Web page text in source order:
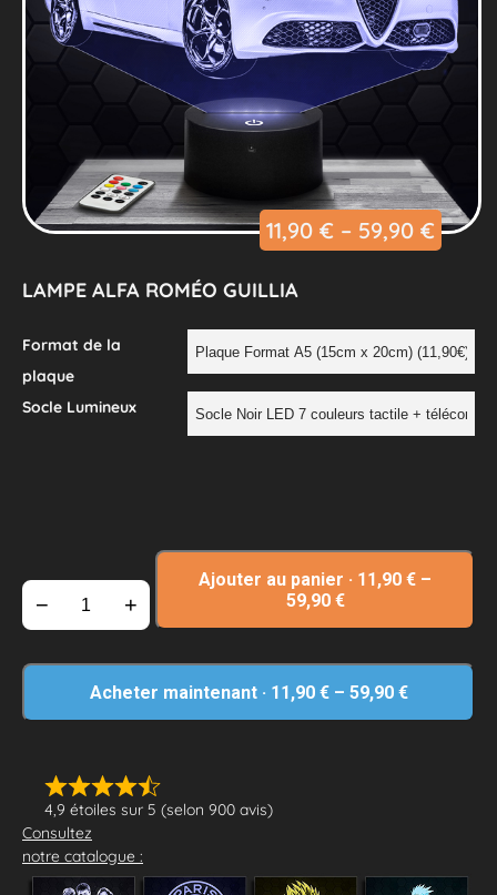
11,90 € – 59,90 €
LAMPE ALFA ROMÉO GUILLIA
4,9 étoiles sur 5 (selon 900 avis)
Consultez
notre catalogue :
Format de la
plaque
Socle Lumineux
− +
Ajouter au panier · 11,90 € –
59,90 €
Acheter maintenant · 11,90 €– 59,90 €